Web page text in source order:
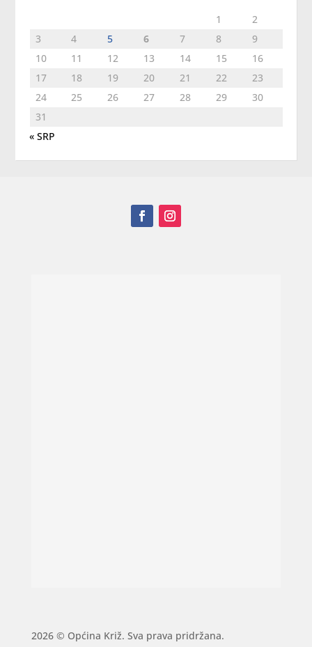
1
2
3
4 5 6 7 8
9
10
11 12 13 14 15
16
17
18 19 20 21 22
23
24
25 26 27 28 29
30
31
« SRP
2026 © Općina Križ. Sva prava pridržana.